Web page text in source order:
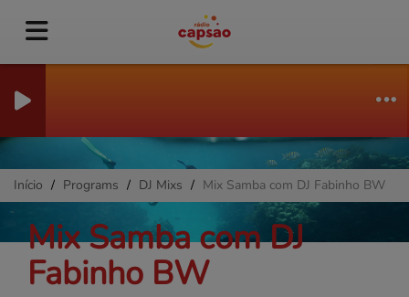
Início Programs DJ Mixs Mix Samba com DJ Fabinho BW
Mix Samba com DJ
Fabinho BW